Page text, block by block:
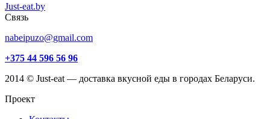
Just-eat.by
Связь
nabeipuzo@gmail.com
+375 44 596 56 96
2014 © Just-eat — доставка вкусной еды в городах Беларуси.
Проект